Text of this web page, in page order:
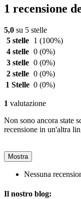
1 recensione
5,0 su 5 stelle
5 stelle
1 (100%)
4 stelle 0 (0%)
3 stelle 0 (0%)
2 stelle 0 (0%)
1 Stelle 0 (0%)
1 valutazione
Non sono ancora state
recensione in un'altra
Mostra
Nessuna
Il nostro blog: